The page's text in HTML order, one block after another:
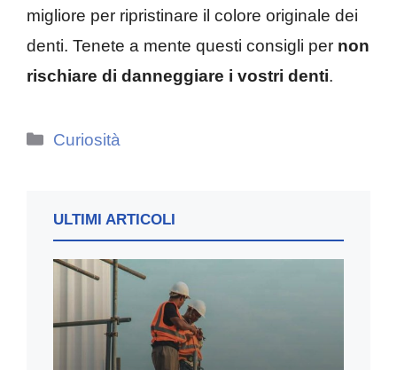
migliore per ripristinare il colore originale dei
denti. Tenete a mente questi consigli per non
rischiare di danneggiare i vostri denti.
Categorie
Curiosità
ULTIMI ARTICOLI